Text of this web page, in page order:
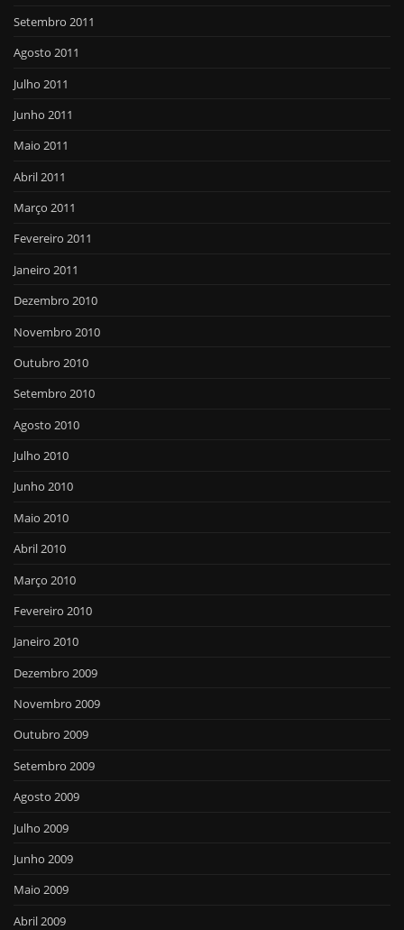
Setembro 2011
Agosto 2011
Julho 2011
Junho 2011
Maio 2011
Abril 2011
Março 2011
Fevereiro 2011
Janeiro 2011
Dezembro 2010
Novembro 2010
Outubro 2010
Setembro 2010
Agosto 2010
Julho 2010
Junho 2010
Maio 2010
Abril 2010
Março 2010
Fevereiro 2010
Janeiro 2010
Dezembro 2009
Novembro 2009
Outubro 2009
Setembro 2009
Agosto 2009
Julho 2009
Junho 2009
Maio 2009
Abril 2009